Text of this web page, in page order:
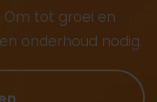
Om tot groei en
onderhoud nodig.